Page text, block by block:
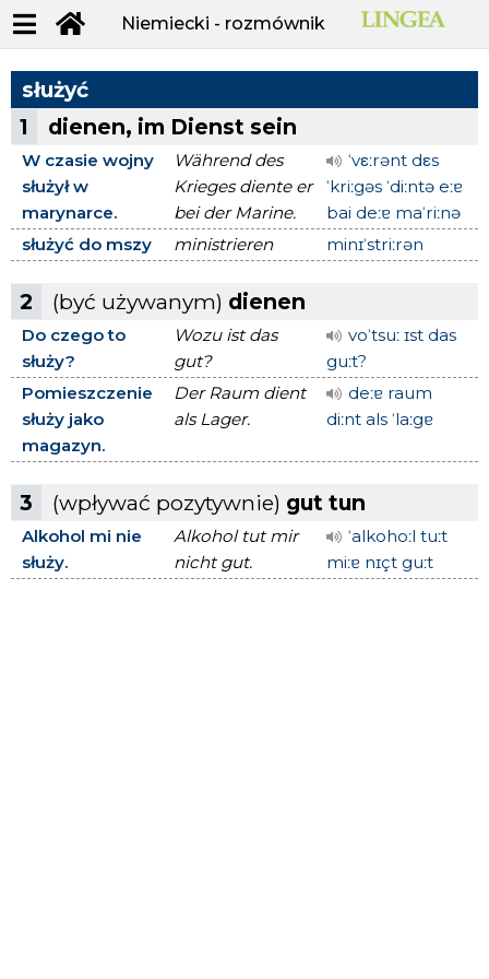
Niemiecki - rozmównik
służyć
1
dienen, im Dienst sein
W czasie wojny
służył w
marynarce.
Während des
Krieges diente er
bei der Marine.
ˈvεːrənt dεs
ˈkriːgəs ˈdiːntə eːɐ
bai deːɐ maˈriːnə
służyć do mszy
ministrieren minɪˈstriːrən
2 (być używanym) dienen
Do czego to
służy?
Wozu ist das
gut?
voˈtsuː ɪst das
guːt?
Pomieszczenie
służy jako
magazyn.
Der Raum dient
als Lager.
deːɐ raum
diːnt als ˈlaːgɐ
3 (wpływać pozytywnie) gut tun
Alkohol mi nie
służy.
Alkohol tut mir
nicht gut.
ˈalkohoːl tuːt
miːɐ nɪçt guːt